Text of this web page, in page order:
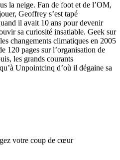
la neige. Fan de foot et de l’OM,
Geoffrey s’est tapé
il avait 10 ans pour devenir
sa curiosité insatiable. Geek sur
changements climatiques en 2005
120 pages sur l’organisation de
les grands courants
Unpointcinq d’où il dégaine sa
votre coup de cœur